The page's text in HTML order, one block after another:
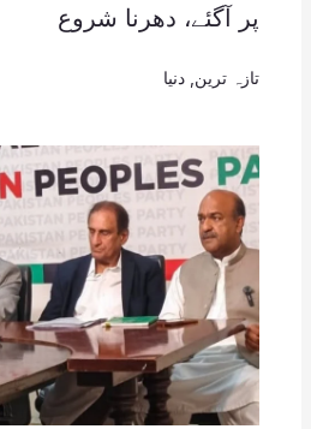
پر آگئے، دھرنا شروع
تازہ ترین دنیا